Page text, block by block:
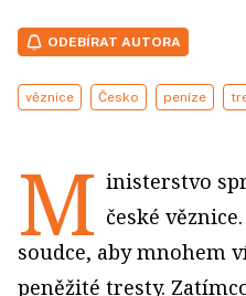
ODEBÍRAT AUTORA
věznice Česko peníze
M inisterstvo
české
soudce, aby mnohem
peněžité tresty.